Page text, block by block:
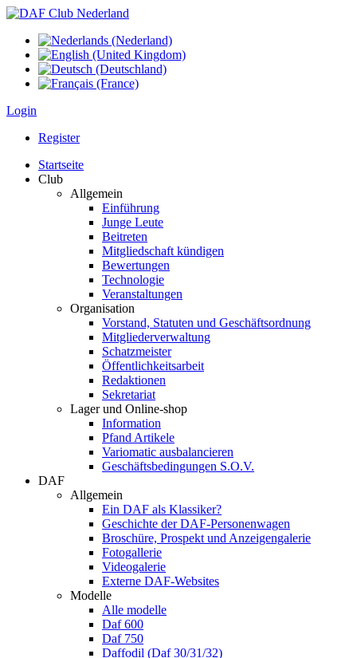
Login
Register
Startseite
Club
Allgemein
Einführung
Junge Leute
Beitreten
Mitgliedschaft kündigen
Bewertungen
Technologie
Veranstaltungen
Organisation
Vorstand, Statuten und Geschäftsordnung
Mitgliederverwaltung
Schatzmeister
Öffentlichkeitsarbeit
Redaktionen
Sekretariat
Lager und Online-shop
Information
Pfand Artikele
Variomatic ausbalancieren
Geschäftsbedingungen S.O.V.
DAF
Allgemein
Ein DAF als Klassiker?
Geschichte der DAF-Personenwagen
Broschüre, Prospekt und Anzeigengalerie
Fotogallerie
Videogalerie
Externe DAF-Websites
Modelle
Alle modelle
Daf 600
Daf 750
Daffodil (Daf 30/31/32)